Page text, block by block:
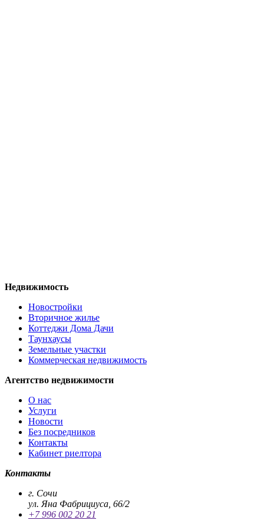
Недвижимость
Новостройки
Вторичное жилье
Коттеджи Дома Дачи
Таунхаусы
Земельные участки
Коммерческая недвижимость
Агентство недвижимости
О нас
Услуги
Новости
Без посредников
Контакты
Кабинет риелтора
Контакты
г. Сочи
ул. Яна Фабрициуса, 66/2
+7 996 002 20 21